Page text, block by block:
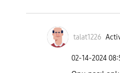
talat1226
‎02-14-2024